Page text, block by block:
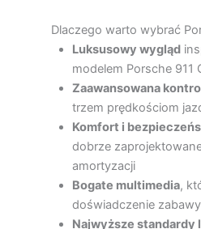
Dlaczego warto wybrać
Luksusowy wygląd
modelem Porsche 911
Zaawansowana
trzem prędkościom
Komfort i
dobrze
amortyzacji
Bogate multimedia,
doświadczenie zabawy
Najwyższe standardy